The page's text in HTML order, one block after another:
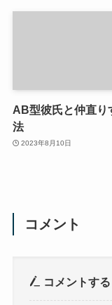
AB型彼氏と仲直り
法
2023年8月10日
コメント
コメントする